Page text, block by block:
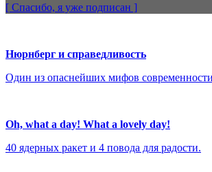
[ Спасибо, я уже подписан ]
Нюрнберг и справедливость
Один из опаснейших мифов
Oh, what a day! What a lovely day!
40 ядерных ракет и 4 повода для радости.